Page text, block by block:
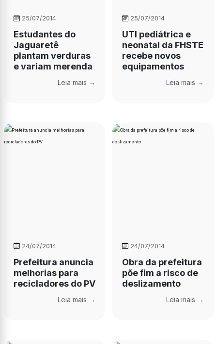
25/07/2014
Estudantes do
Jaguaretê
plantam verduras
e variam merenda
Leia mais →
25/07/2014
UTI pediátrica e
neonatal da FHSTE
recebe novos
equipamentos
Leia mais →
24/07/2014
Prefeitura anuncia
melhorias para
recicladores do PV
Leia mais →
24/07/2014
Obra da prefeitura
põe fim a risco de
deslizamento
Leia mais →